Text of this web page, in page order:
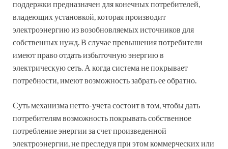
поддержки предназначен для конечных потребителей,
владеющих установкой, которая производит
электроэнергию из возобновляемых источников для
собственных нужд. В случае превышения потребители
имеют право отдать избыточную энергию в
электрическую сеть. А когда система не покрывает
потребности, имеют возможность забрать ее обратно.
Суть механизма нетто-учета состоит в том, чтобы дать
потребителям возможность покрывать собственное
потребление энергии за счет произведенной
электроэнергии, не преследуя при этом коммерческих или